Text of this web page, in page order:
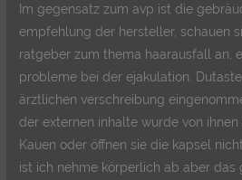
Im gegensatz zum avp ist die
empfehlung der hersteller, schauen
ratgeber zum thema haarausfall an,
probleme bei der ejakulation.
ärztlichen verschreibung
der externen inhalte wurde von
Kauen oder öffnen sie die kapsel
ist ich nehme körperlich ab aber das